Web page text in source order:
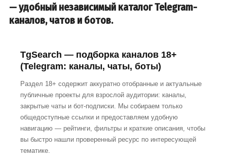
— удобный независимый каталог Telegram-
каналов, чатов и ботов.
TgSearch — подборка каналов 18+
(Telegram: каналы, чаты, боты)
Раздел 18+ содержит аккуратно отобранные и актуальные
публичные проекты для взрослой аудитории: каналы,
закрытые чаты и бот-подписки. Мы собираем только
общедоступные ссылки и предоставляем удобную
навигацию — рейтинги, фильтры и краткие описания, чтобы
вы быстро нашли проверенный ресурс по интересующей
тематике.